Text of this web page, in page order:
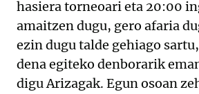
hasiera torneoari eta 20:00
amaitzen dugu, gero afaria
ezin dugu talde gehiago
dena egiteko denborarik
digu Arizagak. Egun osoan